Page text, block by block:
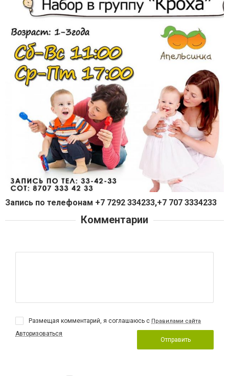
Запись по телефонам +7 7292 334233,+7 707 3334233
Комментарии
Размещая комментарий, я соглашаюсь с Правилами сайта
Авторизоваться
Отправить